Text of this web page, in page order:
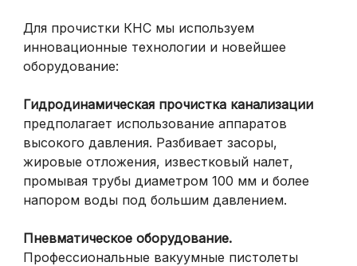
Для прочистки КНС мы используем
инновационные технологии и новейшее
оборудование:
Гидродинамическая прочистка канализации
предполагает использование аппаратов
высокого давления. Разбивает засоры,
жировые отложения, известковый налет,
промывая трубы диаметром 100 мм и более
напором воды под большим давлением.
Пневматическое оборудование.
Профессиональные вакуумные пистолеты